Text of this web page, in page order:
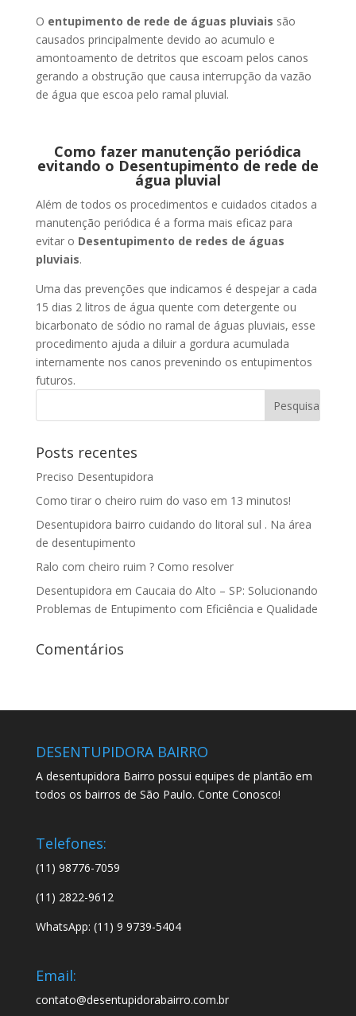
O entupimento de rede de águas pluviais são
causados principalmente devido ao acumulo e
amontoamento de detritos que escoam pelos canos
gerando a obstrução que causa interrupção da vazão
de água que escoa pelo ramal pluvial.
Como fazer manutenção periódica
evitando o Desentupimento de rede de
água pluvial
Além de todos os procedimentos e cuidados citados a
manutenção periódica é a forma mais eficaz para
evitar o Desentupimento de redes de águas
pluviais.
Uma das prevenções que indicamos é despejar a cada
15 dias 2 litros de água quente com detergente ou
bicarbonato de sódio no ramal de águas pluviais, esse
procedimento ajuda a diluir a gordura acumulada
internamente nos canos prevenindo os entupimentos
futuros.
Posts recentes
Preciso Desentupidora
Como tirar o cheiro ruim do vaso em 13 minutos!
Desentupidora bairro cuidando do litoral sul . Na área
de desentupimento
Ralo com cheiro ruim ? Como resolver
Desentupidora em Caucaia do Alto – SP: Solucionando
Problemas de Entupimento com Eficiência e Qualidade
Comentários
DESENTUPIDORA BAIRRO
A desentupidora Bairro possui equipes de plantão em
todos os bairros de São Paulo. Conte Conosco!
Telefones:
(11) 98776-7059
(11) 2822-9612
WhatsApp: (11) 9 9739-5404
Email:
contato@desentupidorabairro.com.br